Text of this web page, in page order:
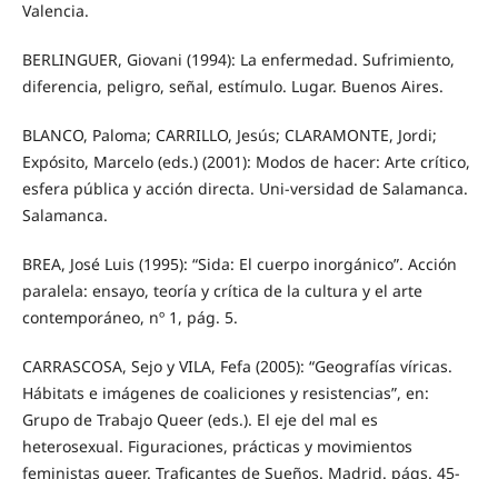
Valencia.
BERLINGUER, Giovani (1994): La enfermedad. Sufrimiento,
diferencia, peligro, señal, estímulo. Lugar. Buenos Aires.
BLANCO, Paloma; CARRILLO, Jesús; CLARAMONTE, Jordi;
Expósito, Marcelo (eds.) (2001): Modos de hacer: Arte crítico,
esfera pública y acción directa. Uni-versidad de Salamanca.
Salamanca.
BREA, José Luis (1995): “Sida: El cuerpo inorgánico”. Acción
paralela: ensayo, teoría y crítica de la cultura y el arte
contemporáneo, nº 1, pág. 5.
CARRASCOSA, Sejo y VILA, Fefa (2005): “Geografías víricas.
Hábitats e imágenes de coaliciones y resistencias”, en:
Grupo de Trabajo Queer (eds.). El eje del mal es
heterosexual. Figuraciones, prácticas y movimientos
feministas queer. Traficantes de Sueños. Madrid. págs. 45-